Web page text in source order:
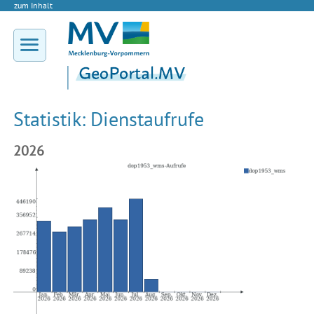
zum Inhalt
Statistik: Dienstaufrufe
2026